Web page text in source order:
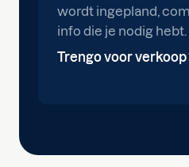
wordt ingepland,
info die je nodig hebt.
Trengo voor verkoop